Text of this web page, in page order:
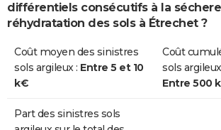
différentiels consécutifs à la
réhydratation des sols à Étrechet ?
Coût moyen des sinistres
sols argileux : Entre 5 et 10
k€
Coût
sols
Entre 500
Part des sinistres sols